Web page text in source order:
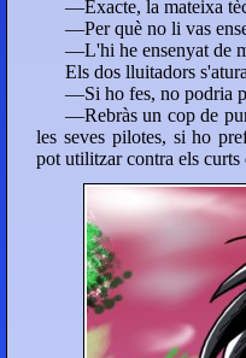
—Exacte, la mateixa
—Per què no li vas
—L'hi he ensenyat de
Els dos lluitadors
—Si ho fes, no podria
—Rebràs un cop de
les seves pilotes, si ho
pot utilitzar contra els curts